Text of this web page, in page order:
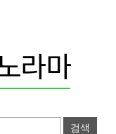
라마
검색